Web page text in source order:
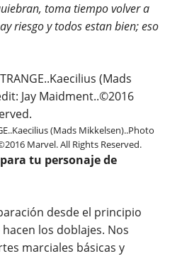
toma tiempo volver a
riesgo y todos estan bien; eso
(Mads Mikkelsen)..Photo
Marvel. All Rights Reserved.
tu personaje de
desde el principio
los doblajes. Nos
marciales básicas y